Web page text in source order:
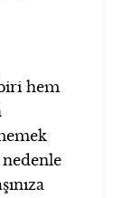
hem
nedenle